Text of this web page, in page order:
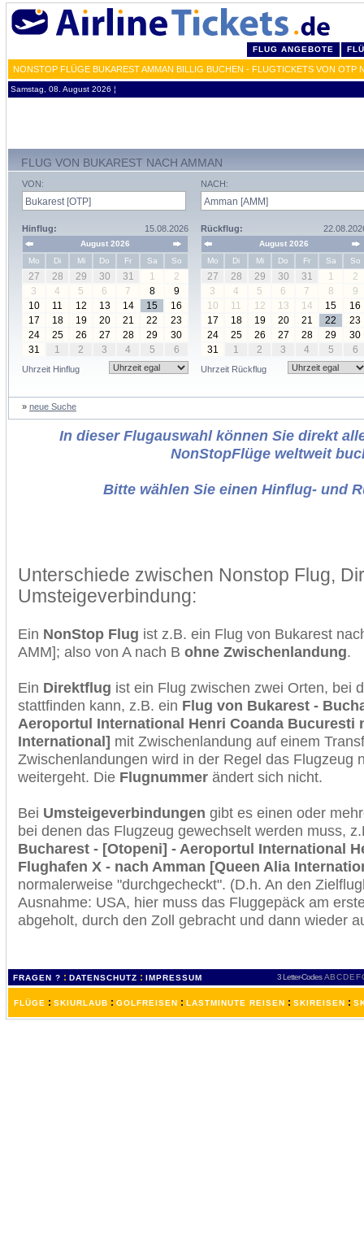
FLUG ANGEBOTE
NONSTOP FLÜGE BUKAREST AMMAN BILLIG BUCHEN - FLUGTICKETS VON OTP
Samstag, 08. August 2026 ¦
FLUG VON BUKAREST NACH AMMAN
VON:
Hinflug: 15.08.2026
August 2026
Mo
Di Mi Do Fr Sa So
27 28 29 30 31 1
2
3
4 5 6 7 8
9
10
11 12 13 14 15
16
17
18 19 20 21 22
23
24
25 26 27 28 29
30
31
1 2 3 4 5 6
Uhrzeit Hinflug
NACH:
Rückflug:
August 2026
Mo
Di Mi Do Fr Sa So
27 28 29 30 31 1
2
3
4 5 6 7 8
9
10
11 12 13 14 15
16
17
18 19 20 21 22
23
24
25 26 27 28 29
30
31
1 2 3 4 5 6
Uhrzeit Rückflug
» neue Suche
In dieser Flugauswahl können Sie direkt
NonStopFlüge weltweit
Bitte wählen Sie einen Hinflug- und
Unterschiede zwischen Nonstop Flug,
Umsteigeverbindung:
Ein NonStop Flug ist z.B. ein Flug von Bukarest
AMM]; also von A nach B ohne Zwischenlandung.
Ein Direktflug ist ein Flug zwischen zwei Orten, bei
stattfinden kann, z.B. ein Flug von Bukarest -
Aeroportul International Henri Coanda Bucuresti
International] mit Zwischenlandung auf einem
Zwischenlandungen wird in der Regel das Flugzeug
weitergeht. Die Flugnummer ändert sich nicht.
Bei Umsteigeverbindungen gibt es einen oder
bei denen das Flugzeug gewechselt werden muss,
Bucharest - [Otopeni] - Aeroportul International
Flughafen X - nach Amman [Queen Alia
normalerweise "durchgecheckt". (D.h. An den
Ausnahme: USA, hier muss das Fluggepäck am
abgeholt, durch den Zoll gebracht und dann wieder
FRAGEN ? : DATENSCHUTZ : IMPRESSUM 3 Letter-Codes ABCDEF
FLÜGE : SKIURLAUB : GOLFREISEN : LASTMINUTE REISEN : SKIREISEN :